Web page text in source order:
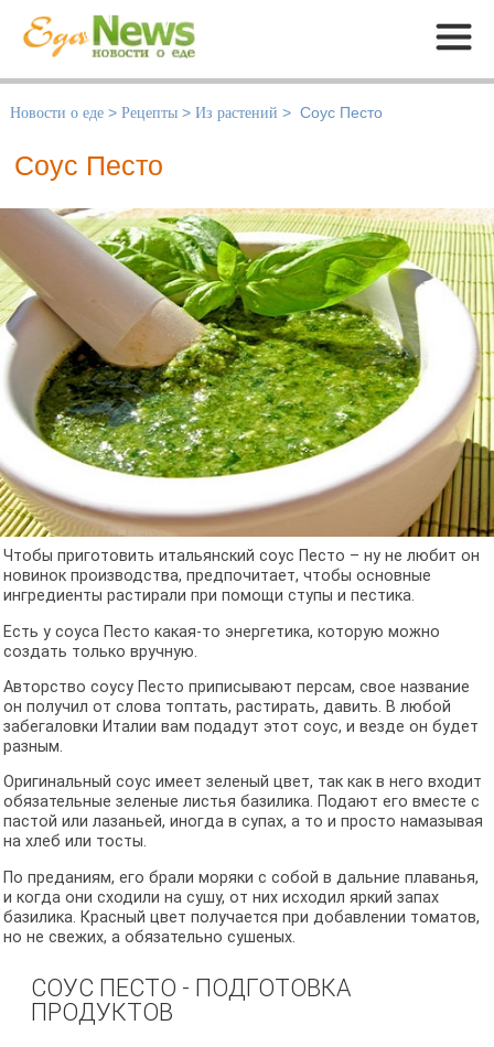
Меню
Новости о еде > Рецепты > Из растений > Соус Песто
Соус Песто
Чтобы приготовить итальянский соус Песто – ну не любит он
новинок производства, предпочитает, чтобы основные
ингредиенты растирали при помощи ступы и пестика.
Есть у соуса Песто какая-то энергетика, которую можно
создать только вручную.
Авторство соусу Песто приписывают персам, свое название
он получил от слова топтать, растирать, давить. В любой
забегаловки Италии вам подадут этот соус, и везде он будет
разным.
Оригинальный соус имеет зеленый цвет, так как в него входит
обязательные зеленые листья базилика. Подают его вместе с
пастой или лазаньей, иногда в супах, а то и просто намазывая
на хлеб или тосты.
По преданиям, его брали моряки с собой в дальние плаванья,
и когда они сходили на сушу, от них исходил яркий запах
базилика. Красный цвет получается при добавлении томатов,
но не свежих, а обязательно сушеных.
СОУС ПЕСТО - ПОДГОТОВКА
ПРОДУКТОВ